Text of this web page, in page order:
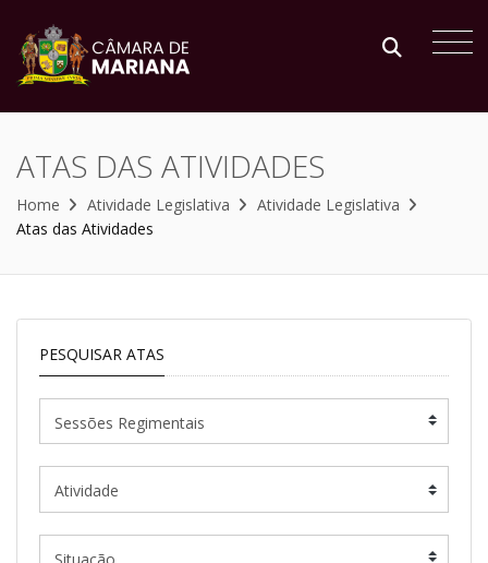
ATAS DAS ATIVIDADES
Home Atividade Legislativa
Atividade Legislativa
Atas das Atividades
PESQUISAR ATAS